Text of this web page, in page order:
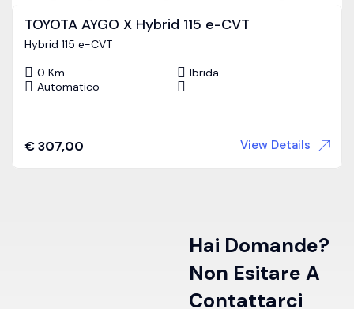
TOYOTA AYGO X Hybrid 115 e-CVT
Hybrid 115 e-CVT
0 Km
Ibrida
Automatico
€307,00 View Details
Hai Domande?
Non Esitare A
Contattarci